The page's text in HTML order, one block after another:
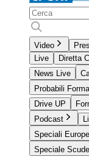
Video
Live
Diretta
News Live
Probabili
Drive UP
Podcast
Speciali
Speciale